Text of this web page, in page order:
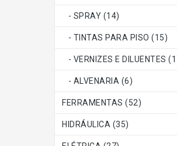
- SPRAY (14)
- TINTAS PARA PISO (15)
- VERNIZES E DILUENTES
- ALVENARIA (6)
FERRAMENTAS (52)
HIDRÁULICA (35)